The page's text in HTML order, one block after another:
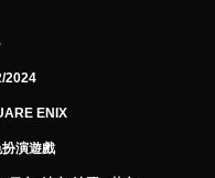
2024
ENIX
演遊戲